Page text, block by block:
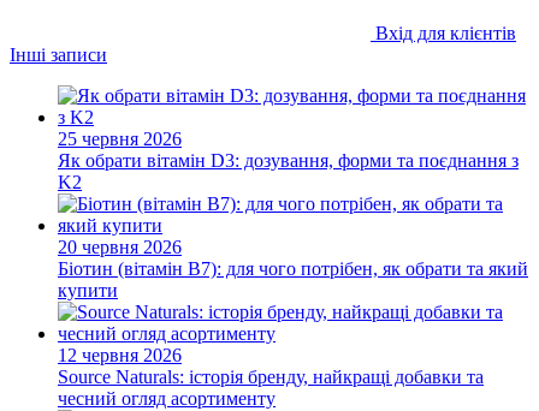
Вхід для клієнтів
Інші записи
25 червня 2026
Як обрати вітамін D3: дозування, форми та поєднання з
K2
20 червня 2026
Біотин (вітамін B7): для чого потрібен, як обрати та який
купити
12 червня 2026
Source Naturals: історія бренду, найкращі добавки та
чесний огляд асортименту